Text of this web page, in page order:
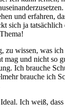
und erfahren,
sich ja tatsächlich
zu wissen, was
mag und nicht so
Ich brauche
brauche ich
Ich weiß,